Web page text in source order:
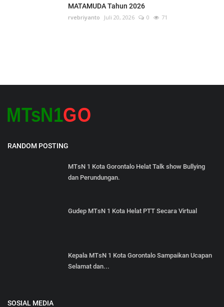
MATAMUDA Tahun 2026
rvebriyanto Juli 20, 2026 0 71
RANDOM POSTING
MTsN 1 Kota Gorontalo Helat Talk show Bullying
dan Perundungan.
Gudep MTsN 1 Kota Helat PTT Secara Virtual
Kepala MTsN 1 Kota Gorontalo Sampaikan Ucapan
Selamat dan...
SOSIAL MEDIA